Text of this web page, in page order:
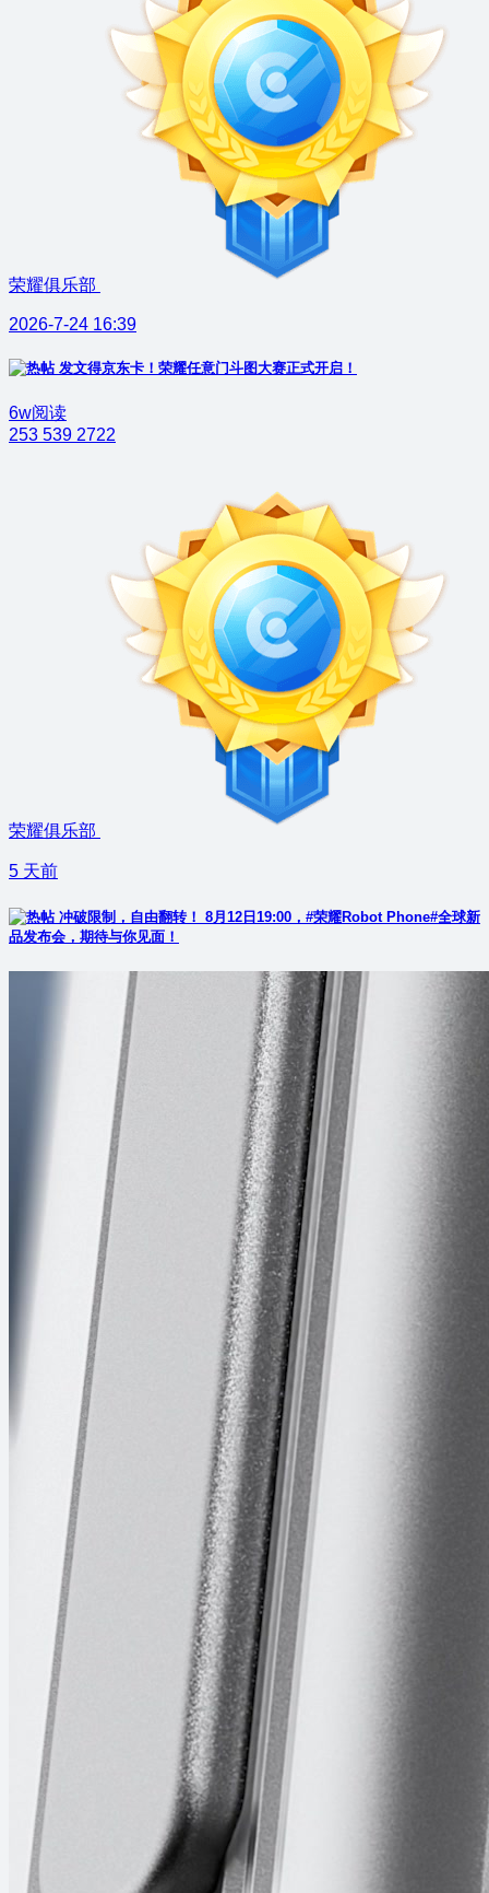
荣耀俱乐部
2026-7-24 16:39
发文得京东卡！荣耀任意门斗图大赛正式开启！
6w阅读
253 539 2722
荣耀俱乐部
5 天前
冲破限制，自由翻转！ 8月12日19:00，#荣耀Robot Phone#全球新
品发布会，期待与你见面！